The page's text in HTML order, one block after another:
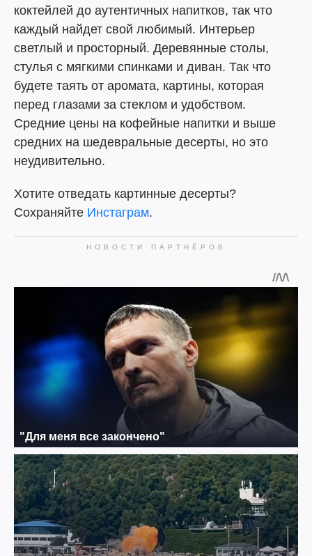
коктейлей до аутентичных напитков, так что
каждый найдет свой любимый. Интерьер
светлый и просторный. Деревянные столы,
стулья с мягкими спинками и диван. Так что
будете таять от аромата, картины, которая
перед глазами за стеклом и удобством.
Средние цены на кофейные напитки и выше
средних на шедевральные десерты, но это
неудивительно.
Хотите отведать картинные десерты?
Сохраняйте Инстаграм.